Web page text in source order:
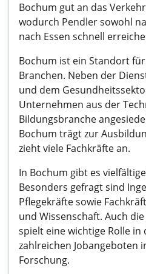
Bochum gut an das
wodurch Pendler sowohl
nach Essen schnell
Bochum ist ein Standort
Branchen. Neben der
und dem
Unternehmen aus der
Bildungsbranche
Bochum trägt zur
zieht viele Fachkräfte an.
In Bochum gibt es
Besonders gefragt sind
Pflegekräfte sowie
und Wissenschaft. Auch
spielt eine wichtige Rolle in
zahlreichen Jobangeboten
Forschung.